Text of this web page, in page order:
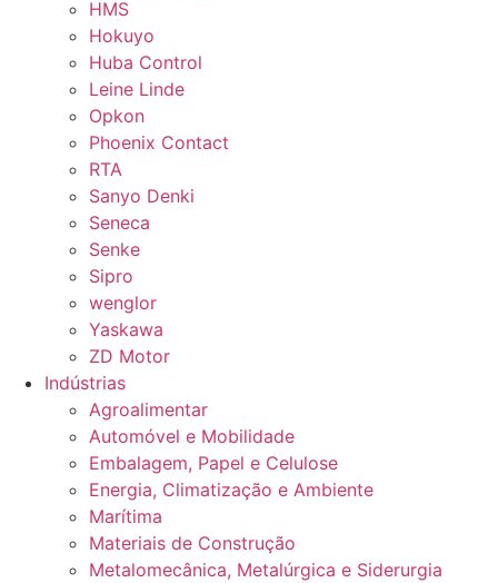
HMS
Hokuyo
Huba Control
Leine Linde
Opkon
Phoenix Contact
RTA
Sanyo Denki
Seneca
Senke
Sipro
wenglor
Yaskawa
ZD Motor
Indústrias
Agroalimentar
Automóvel e Mobilidade
Embalagem, Papel e Celulose
Energia, Climatização e Ambiente
Marítima
Materiais de Construção
Metalomecânica, Metalúrgica e Siderurgia